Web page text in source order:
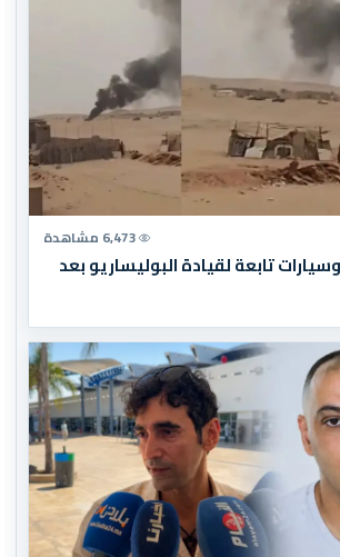
6,473 مشاهدة
تابعة لقيادة البوليساريو بعد